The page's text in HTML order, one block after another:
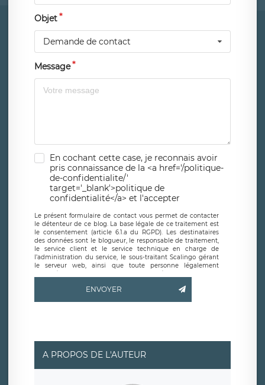
Objet
Demande de contact
Message
En cochant cette case, je reconnais avoir
pris connaissance de la <a href='/politique-
de-confidentialite/'
target='_blank'>politique de
confidentialité</a> et l'accepter
Le présent formulaire de contact vous permet de contacter
le détenteur de ce blog. La base légale de ce traitement est
le consentement (article 6.1.a du RGPD). Les destinataires
des données sont le blogueur, le responsable de traitement,
le service client et le service technique en charge de
l’administration du service, le sous-traitant Scalingo gérant
le serveur web, ainsi que toute personne légalement
autorisée. Le formulaire de contact à destination du
basé en France et offrant des
clauses de protection
limitation du traitement relatif à vos données à caractère
données. Vous pouvez exercer ces droits auprès du délégué
ENVOYER
A PROPOS DE L'AUTEUR